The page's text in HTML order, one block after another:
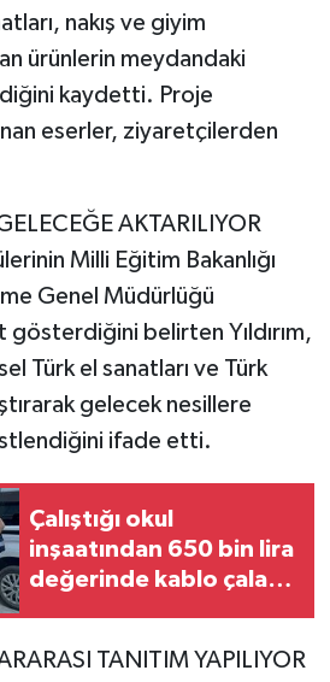
nakış ve giyim
ürünlerin meydandaki
kaydetti. Proje
eserler, ziyaretçilerden
AKTARILIYOR
Milli Eğitim Bakanlığı
Genel Müdürlüğü
belirten Yıldırım,
Türk el sanatları ve Türk
gelecek nesillere
ifade etti.
Çalıştığı okul
inşaatından 650 bin lira
değerinde kablo çalan
TANITIM YAPILIYOR